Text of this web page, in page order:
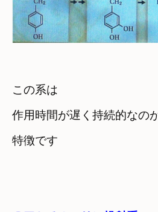
この系は
作用時間が遅く持続的なの
特徴です